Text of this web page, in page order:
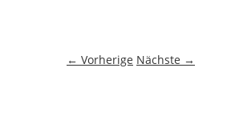
← Vorherige Nächste →